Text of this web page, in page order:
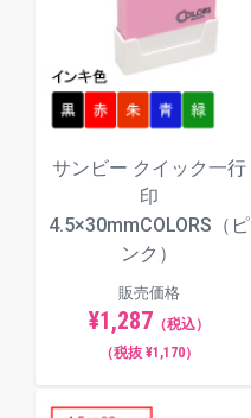
角ゴシック体
丸ゴシック体
毛筆体
サンビー クイック一行
印
4.5×30mmCOLORS（ピ
ンク）
販売価格
¥1,287 （税込）
（税抜 ¥1,170）